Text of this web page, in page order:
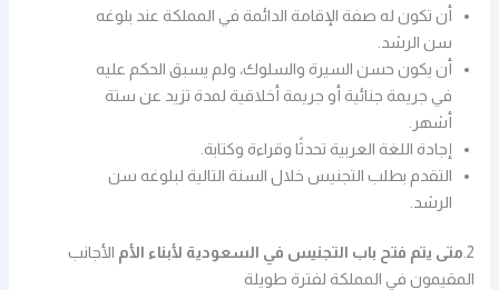
أن تكون له صفة الإقامة الدائمة في المملكة عند بلوغه
سن الرشد.
أن يكون حسن السيرة والسلوك، ولم يسبق الحكم عليه
في جريمة جنائية أو جريمة أخلاقية لمدة تزيد عن ستة
أشهر.
إجادة اللغة العربية تحدثًا وقراءة وكتابة.
التقدم بطلب التجنيس خلال السنة التالية لبلوغه سن
الرشد.
2. متى يتم فتح باب التجنيس في السعودية لأبناء الأم الأجانب
المقيمون في المملكة لفترة طويلة